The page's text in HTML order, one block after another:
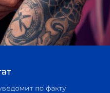
по факту